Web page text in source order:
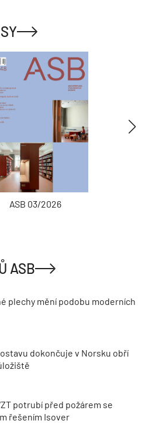
ASB 03/2026
ASB
plechy mění podobu moderních
dokončuje v Norsku obří
potrubí před požárem se
řešením Isover